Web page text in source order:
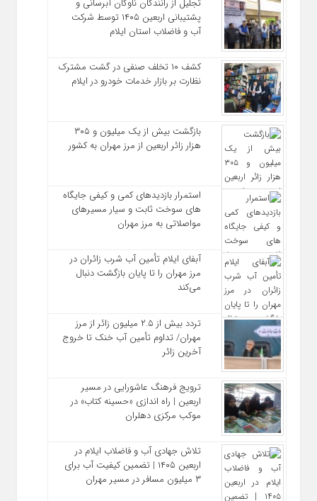
تجلیل از رانندگان ناوگان آبرسانی و
پشتیبانی اربعین ۱۴۰۵ توسط شرکت
آب و فاضلاب استان ایلام
کشف ۱۰ تخلف صنفی در گشت مشترک
نظارت بر بازار خدمات خودرو در ایلام
بازگشت بیش از یک میلیون و ۳۰۵
هزار زائر اربعین از مرز مهران به کشور
استمرار بازدیدهای کمی و کیفی جایگاه‌
های سوخت ثابت و سیار مسیرهای
مواصلاتی به مرز مهران
آبفای ایلام تأمین آب شرب زائران در
مرز مهران را تا پایان بازگشت دنبال
می‌کند
تردد بیش از ۲.۵ میلیون زائر از مرز
مهران/ تداوم تأمین آب خنک تا خروج
آخرین زائر
ترویج فرهنگ عاشورایی در مسیر
اربعین | راه‌ اندازی «حسینه کتاب» در
موکب مرکزی دهلران
تلاش جهادی آب و فاضلاب ایلام در
اربعین ۱۴۰۵ | تضمین کیفیت آب برای
۳ میلیون مسافر در مسیر مهران